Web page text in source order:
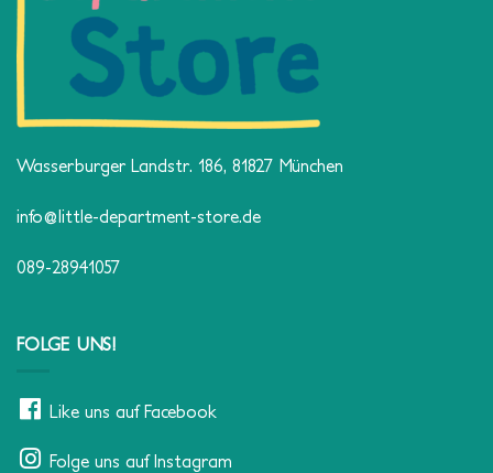
Wasserburger Landstr. 186, 81827 München